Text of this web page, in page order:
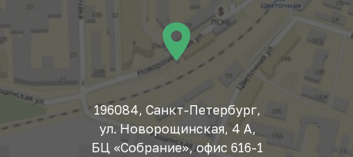
196084, Санкт-Петербург,
ул. Новорощинская, 4 А,
БЦ «Собрание», офис 616-1